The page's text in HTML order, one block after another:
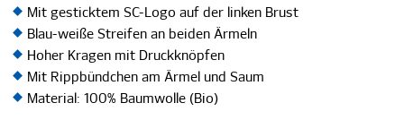
Mit gesticktem SC-Logo auf der linken Brust
Blau-weiße Streifen an beiden Ärmeln
Hoher Kragen mit Druckknöpfen
Mit Rippbündchen am Ärmel und Saum
Material: 100% Baumwolle (Bio)